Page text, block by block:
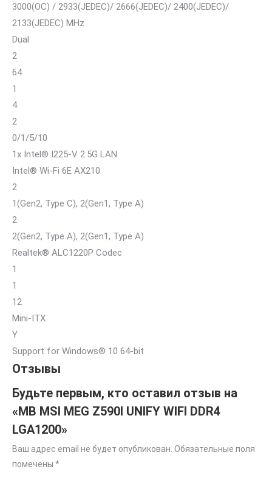
3000(OC) / 2933(JEDEC)/ 2666(JEDEC)/ 2400(JEDEC)/
2133(JEDEC) MHz
Dual
2
64
1
4
2
0/1/5/10
1x Intel® I225-V 2.5G LAN
Intel® Wi-Fi 6E AX210
2
1(Gen2, Type C), 2(Gen1, Type A)
2
2(Gen2, Type A), 2(Gen1, Type A)
Realtek® ALC1220P Codec
1
1
12
Mini-ITX
Y
Support for Windows® 10 64-bit
Отзывы
Будьте первым, кто оставил отзыв на
«MB MSI MEG Z590I UNIFY WIFI DDR4
LGA1200»
Ваш адрес email не будет опубликован. Обязательные поля
помечены *